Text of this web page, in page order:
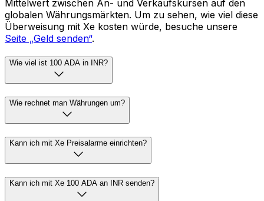
Mittelwert zwischen An- und Verkaufskursen auf den
globalen Währungsmärkten. Um zu sehen, wie viel diese
Überweisung mit Xe kosten würde, besuche unsere
Seite „Geld senden“.
Wie viel ist 100 ADA in INR?
Wie rechnet man Währungen um?
Kann ich mit Xe Preisalarme einrichten?
Kann ich mit Xe 100 ADA an INR senden?